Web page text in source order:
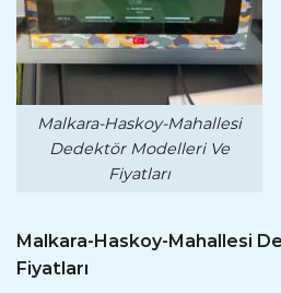
Malkara-Haskoy-Mahallesi
Dedektör Modelleri Ve
Fiyatları
Malkara-Haskoy-Mahallesi
Fiyatları